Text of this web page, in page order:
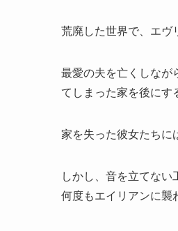
荒廃した世界で、エヴ
最愛の夫を亡くしなが
てしまった家を後にす
家を失った彼女たちに
しかし、音を立てな
何度もエイリアンに襲